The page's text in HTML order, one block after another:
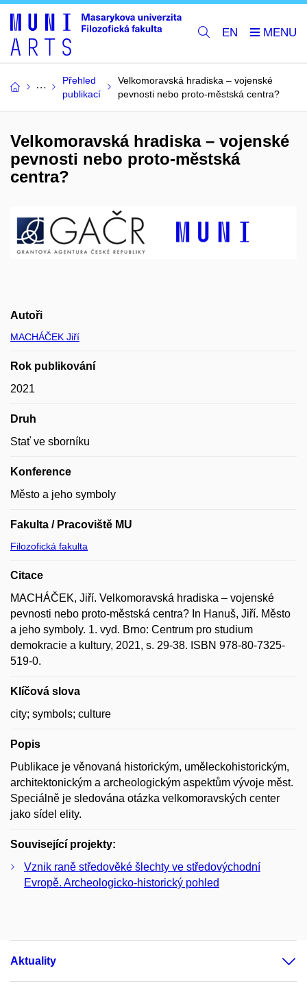
EN
Přehled
publikací
Velkomoravská hradiska – vojenské
pevnosti nebo proto-městská centra?
Velkomoravská hradiska – vojenské
pevnosti nebo proto-městská
centra?
Autoři
MACHÁČEK Jiří
Rok publikování
2021
Druh
Stať ve sborníku
Konference
Město a jeho symboly
Fakulta / Pracoviště MU
Filozofická fakulta
Citace
MACHÁČEK, Jiří. Velkomoravská hradiska – vojenské
pevnosti nebo proto-městská centra? In Hanuš, Jiří. Město
a jeho symboly. 1. vyd. Brno: Centrum pro studium
demokracie a kultury, 2021, s. 29-38. ISBN 978-80-7325-
519-0.
Klíčová slova
city; symbols; culture
Popis
Publikace je věnovaná historickým, uměleckohistorickým,
architektonickým a archeologickým aspektům vývoje měst.
Speciálně je sledována otázka velkomoravských center
jako sídel elity.
Související projekty:
Vznik raně středověké šlechty ve středovýchodní
Evropě. Archeologicko-historický pohled
Aktuality